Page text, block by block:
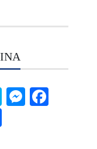
Skype